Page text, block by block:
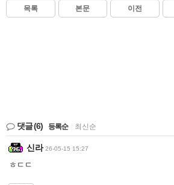
목록 본문 이전
댓글(6) 등록순 최신순
신라 26-05-15 15:27
ㅎㄷㄷ